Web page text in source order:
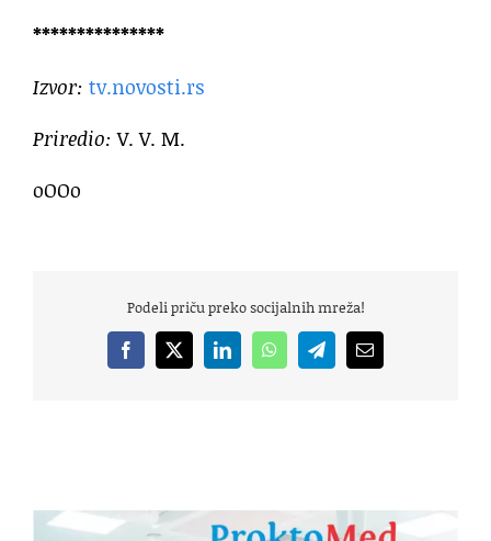
***************
Izvor: tv.novosti.rs
Priredio:V. V. M.
oOOo
Podeli priču preko socijalnih mreža!
Facebook
X LinkedInWhatsAppTelegramEmail